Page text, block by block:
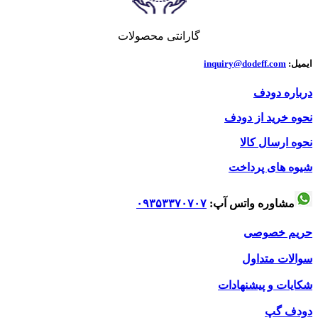
نصب تجهیزات امداد و نجات بر روی آن است. طراحی و ساخت
سپر دست ساز می تواند به زوایای ورود و خروج اتصال دیاق کمک
کند.
گارانتی محصولات
ایمیل: inquiry@dodeff.com
درباره دودف
نحوه خرید از دودف
نحوه ارسال کالا
شیوه های پرداخت
مشاوره واتس آپ: ۰۹۳۵۳۳۷۰۷۰۷
حریم خصوصی
سوالات متداول
شکایات و پیشنهادات
دودف گپ